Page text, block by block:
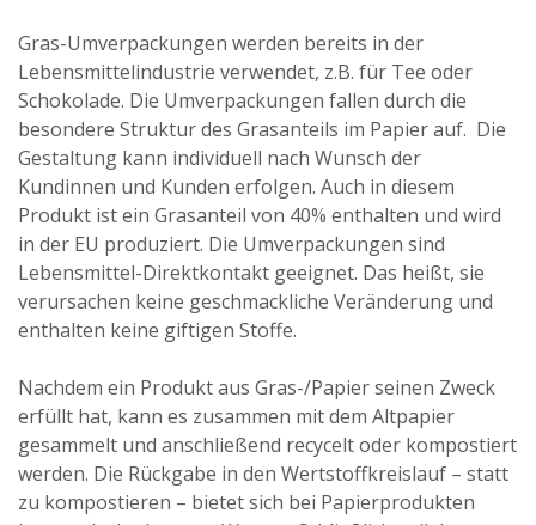
Gras-Umverpackungen werden bereits in der
Lebensmittelindustrie verwendet, z.B. für Tee oder
Schokolade. Die Umverpackungen fallen durch die
besondere Struktur des Grasanteils im Papier auf. Die
Gestaltung kann individuell nach Wunsch der
Kundinnen und Kunden erfolgen. Auch in diesem
Produkt ist ein Grasanteil von 40% enthalten und wird
in der EU produziert. Die Umverpackungen sind
Lebensmittel-Direktkontakt geeignet. Das heißt, sie
verursachen keine geschmackliche Veränderung und
enthalten keine giftigen Stoffe.
Nachdem ein Produkt aus Gras-/Papier seinen Zweck
erfüllt hat, kann es zusammen mit dem Altpapier
gesammelt und anschließend recycelt oder kompostiert
werden. Die Rückgabe in den Wertstoffkreislauf – statt
zu kompostieren – bietet sich bei Papierprodukten